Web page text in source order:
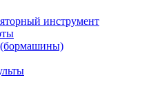
инструмент